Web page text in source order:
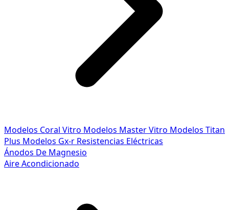
Modelos Coral Vitro Modelos Master Vitro Modelos Titan
Plus Modelos Gx-r Resistencias Eléctricas
Ánodos De Magnesio
Aire Acondicionado